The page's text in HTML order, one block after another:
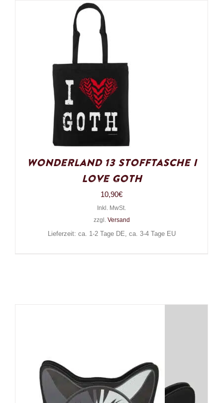
Wonderland 13 Stofftasche I
Love Goth
10,90€
Inkl. MwSt.
zzgl. Versand
Lieferzeit: ca. 1-2 Tage DE, ca. 3-4 Tage EU